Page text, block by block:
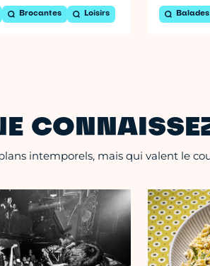
Brocantes Loisirs
intemporels, mais qui valent le